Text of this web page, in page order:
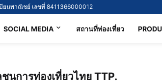
ยนพาณิชย์ เลขที่ 8411366000012
SOCIAL MEDIA สถานที่ท่องเที่ยว
นการท่องเที่ยวไทย TTP.